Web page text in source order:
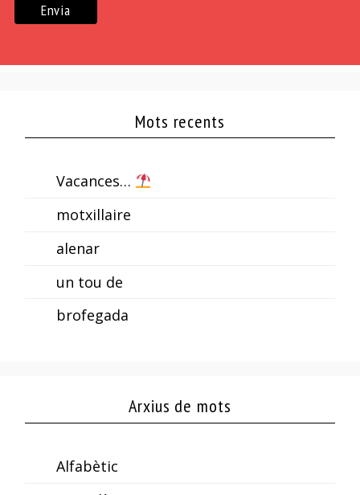
Mots recents
Vacances…
motxillaire
alenar
un tou de
brofegada
Arxius de mots
Alfabètic